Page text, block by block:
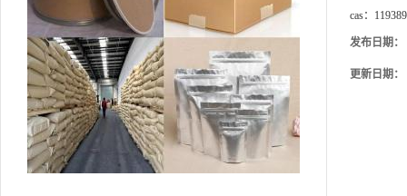
cas：
发布日期：
更新日期：